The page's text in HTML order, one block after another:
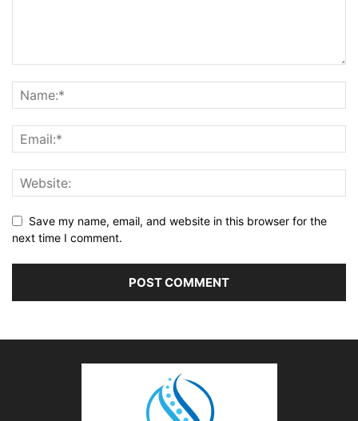
Save my name, email, and website in this browser for the
next time I comment.